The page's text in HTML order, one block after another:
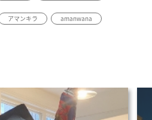
アマンキラ amanwana